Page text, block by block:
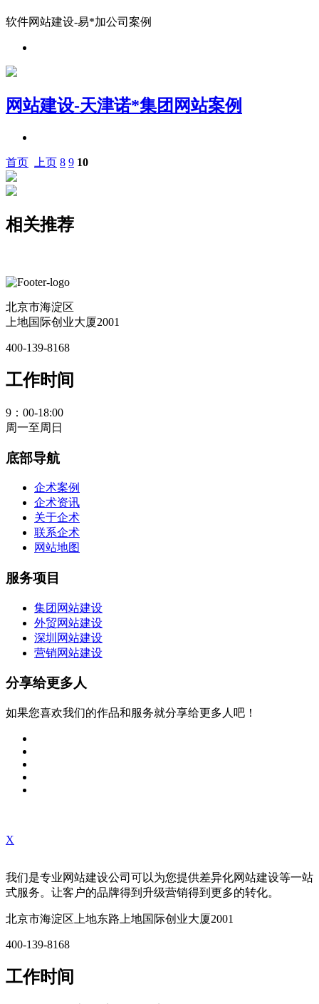
软件网站建设-易*加公司案例
网站建设-天津诺*集团网站案例
首页 上页 8 9 10
相关推荐
北京市海淀区
上地国际创业大厦2001
400-139-8168
工作时间
9：00-18:00
周一至周日
底部导航
企术案例
企术资讯
关于企术
联系企术
网站地图
服务项目
集团网站建设
外贸网站建设
深圳网站建设
营销网站建设
分享给更多人
如果您喜欢我们的作品和服务就分享给更多人吧！
X
我们是专业网站建设公司可以为您提供差异化网站建设等一站
式服务。让客户的品牌得到升级营销得到更多的转化。
北京市海淀区上地东路上地国际创业大厦2001
400-139-8168
工作时间